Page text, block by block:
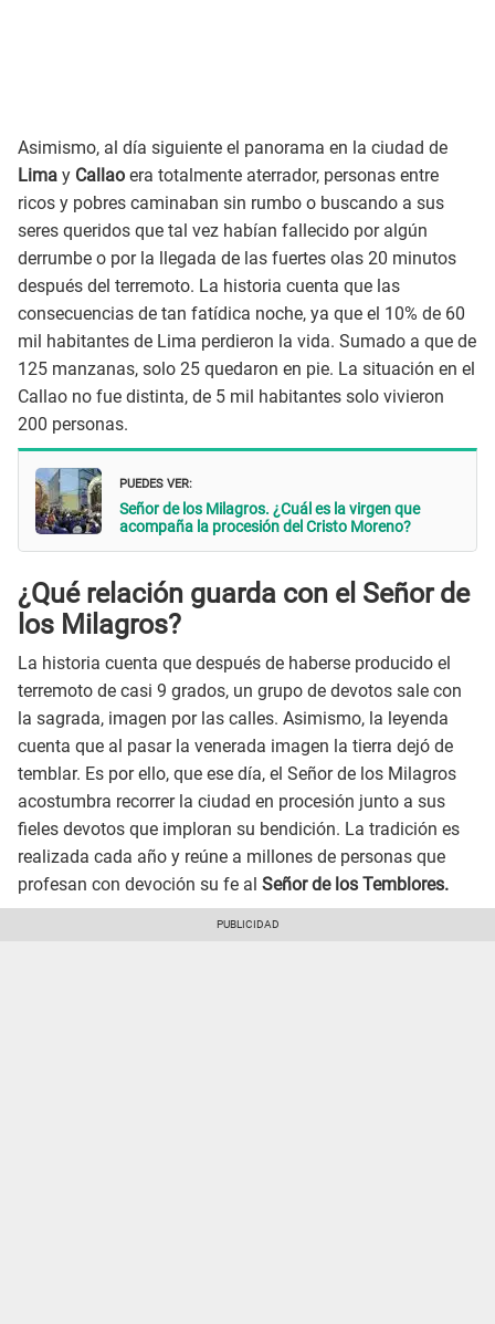
Asimismo, al día siguiente el panorama en la ciudad de
Lima y Callao era totalmente aterrador, personas entre
ricos y pobres caminaban sin rumbo o buscando a sus
seres queridos que tal vez habían fallecido por algún
derrumbe o por la llegada de las fuertes olas 20 minutos
después del terremoto. La historia cuenta que las
consecuencias de tan fatídica noche, ya que el 10% de 60
mil habitantes de Lima perdieron la vida. Sumado a que de
125 manzanas, solo 25 quedaron en pie. La situación en el
Callao no fue distinta, de 5 mil habitantes solo vivieron
200 personas.
PUEDES VER:
Señor de los Milagros. ¿Cuál es la virgen que
acompaña la procesión del Cristo Moreno?
¿Qué relación guarda con el Señor de
los Milagros?
La historia cuenta que después de haberse producido el
terremoto de casi 9 grados, un grupo de devotos sale con
la sagrada, imagen por las calles. Asimismo, la leyenda
cuenta que al pasar la venerada imagen la tierra dejó de
temblar. Es por ello, que ese día, el Señor de los Milagros
acostumbra recorrer la ciudad en procesión junto a sus
fieles devotos que imploran su bendición. La tradición es
realizada cada año y reúne a millones de personas que
profesan con devoción su fe al Señor de los Temblores.